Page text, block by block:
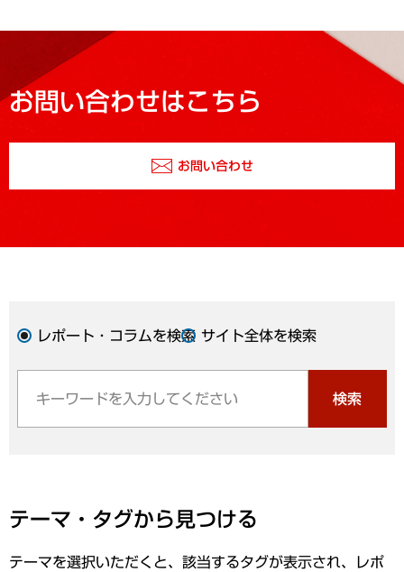
お問い合わせはこちら
お問い合わせ
レポート・コラムを検索 サイト全体を検索
検索
テーマ・タグから見つける
テーマを選択いただくと、該当するタグが表示され、レポ